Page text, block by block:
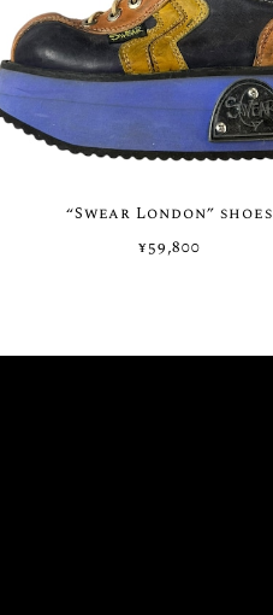
“Swear London” shoes
¥59,800